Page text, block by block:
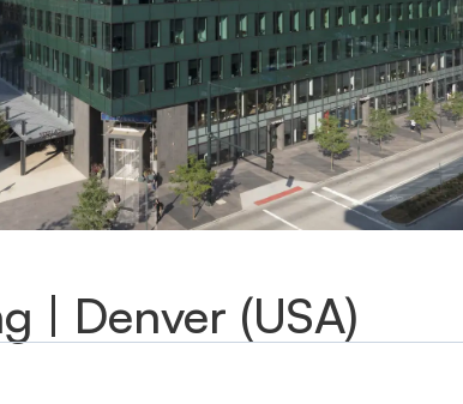
| Denver (USA)